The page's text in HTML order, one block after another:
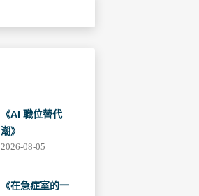
《AI 職位替代
潮》
2026-08-05
《在急症室的一